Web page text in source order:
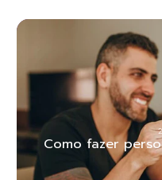
Como fazer